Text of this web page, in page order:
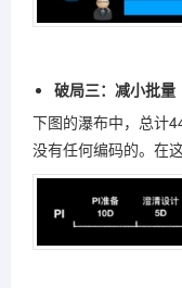
破局三：减小批量
下图的瀑布中，总计
没有任何编码的。在